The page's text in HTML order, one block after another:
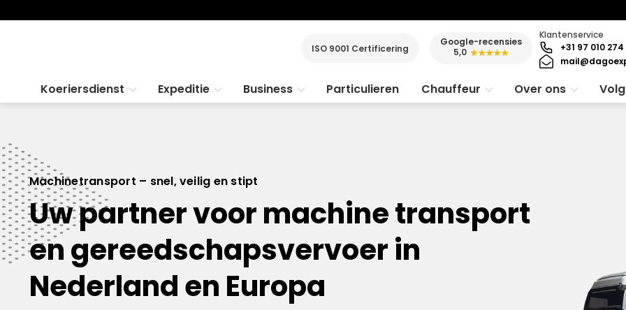
ISO 9001 Certificering
Google-recensies
5,0 ★★★★★
Klantenservice
+31 97 010
Koeriersdienst Expeditie Business Particulieren Chauffeur Over ons
Machinetransport – snel, veilig en stipt
Uw partner voor machine transport
en gereedschapsvervoer in
Nederland en Europa